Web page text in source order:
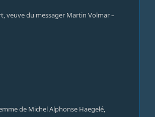
veuve du messager Martin Volmar –
de Michel Alphonse Haegelé,